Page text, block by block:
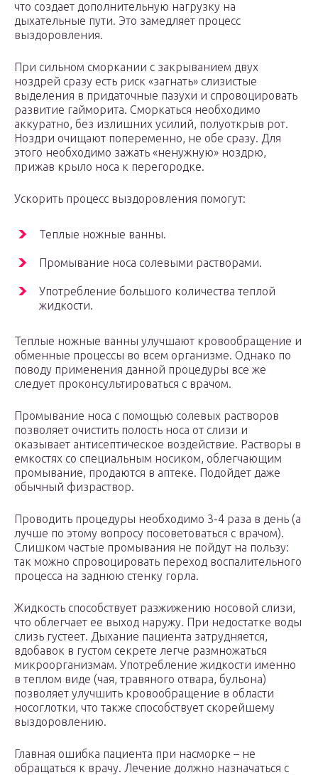
что создает дополнительную нагрузку на
дыхательные пути. Это замедляет процесс
выздоровления.
При сильном сморкании с закрыванием двух
ноздрей сразу есть риск «загнать» слизистые
выделения в придаточные пазухи и спровоцировать
развитие гайморита. Сморкаться необходимо
аккуратно, без излишних усилий, полуоткрыв рот.
Ноздри очищают попеременно, не обе сразу. Для
этого необходимо зажать «ненужную» ноздрю,
прижав крыло носа к перегородке.
Ускорить процесс выздоровления помогут:
Теплые ножные ванны.
Промывание носа солевыми растворами.
Употребление большого количества теплой
жидкости.
Теплые ножные ванны улучшают кровообращение и
обменные процессы во всем организме. Однако по
поводу применения данной процедуры все же
следует проконсультироваться с врачом.
Промывание носа с помощью солевых растворов
позволяет очистить полость носа от слизи и
оказывает антисептическое воздействие. Растворы в
емкостях со специальным носиком, облегчающим
промывание, продаются в аптеке. Подойдет даже
обычный физраствор.
Проводить процедуры необходимо 3-4 раза в день (а
лучше по этому вопросу посоветоваться с врачом).
Слишком частые промывания не пойдут на пользу:
так можно спровоцировать переход воспалительного
процесса на заднюю стенку горла.
Жидкость способствует разжижению носовой слизи,
что облегчает ее выход наружу. При недостатке воды
слизь густеет. Дыхание пациента затрудняется,
вдобавок в густом секрете легче размножаться
микроорганизмам. Употребление жидкости именно
в теплом виде (чая, травяного отвара, бульона)
позволяет улучшить кровообращение в области
носоглотки, что также способствует скорейшему
выздоровлению.
Главная ошибка пациента при насморке – не
обращаться к врачу. Лечение должно назначаться с